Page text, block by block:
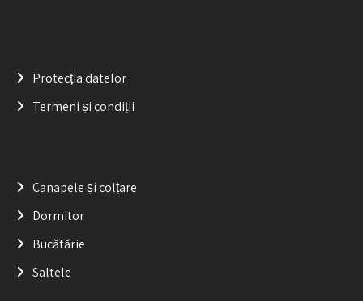
Protecția datelor
Termeni și condiții
Canapele și colțare
Dormitor
Bucătărie
Saltele